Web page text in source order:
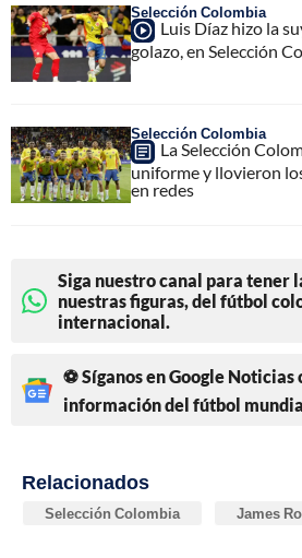
Selección Colombia
Luis Díaz hizo la
golazo, en Selección
Selección Colombia
La Selección
uniforme y llovieron
en redes
Siga nuestro canal para tener
nuestras figuras, del fútbol
internacional.
⚽ Síganos en Google Noticias
información del fútbol
Relacionados
Selección Colombia James